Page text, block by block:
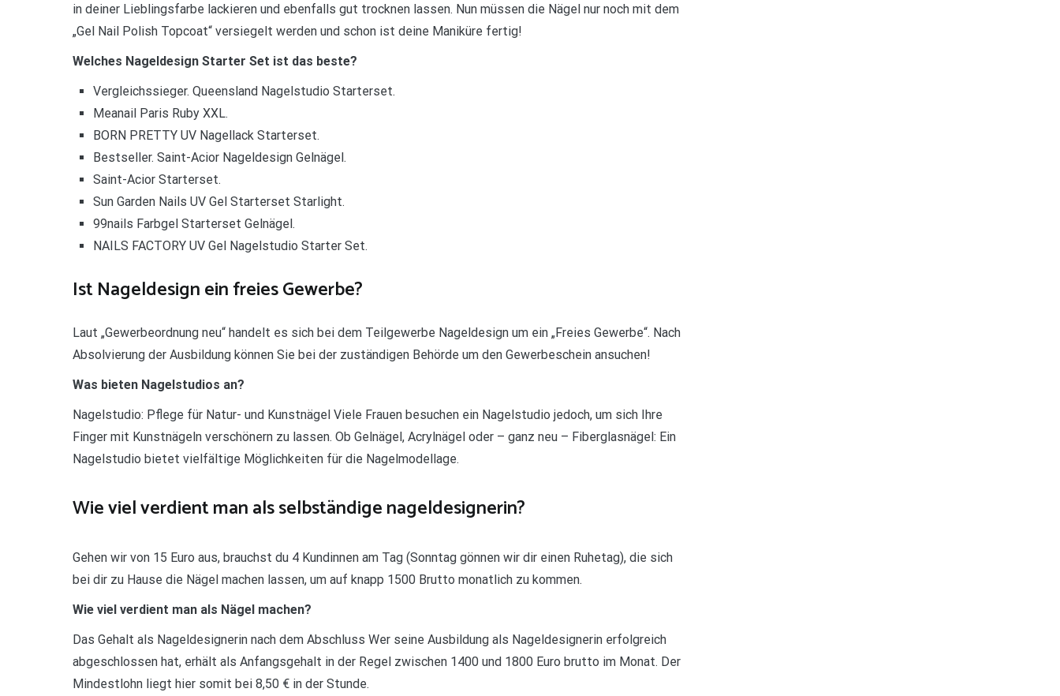
in deiner Lieblingsfarbe lackieren und ebenfalls gut trocknen lassen. Nun müssen die Nägel nur noch mit dem
„Gel Nail Polish Topcoat“ versiegelt werden und schon ist deine Maniküre fertig!
Welches Nageldesign Starter Set ist das beste?
Vergleichssieger. Queensland Nagelstudio Starterset.
Meanail Paris Ruby XXL.
BORN PRETTY UV Nagellack Starterset.
Bestseller. Saint-Acior Nageldesign Gelnägel.
Saint-Acior Starterset.
Sun Garden Nails UV Gel Starterset Starlight.
99nails Farbgel Starterset Gelnägel.
NAILS FACTORY UV Gel Nagelstudio Starter Set.
Ist Nageldesign ein freies Gewerbe?
Laut „Gewerbeordnung neu“ handelt es sich bei dem Teilgewerbe Nageldesign um ein „Freies Gewerbe“. Nach
Absolvierung der Ausbildung können Sie bei der zuständigen Behörde um den Gewerbeschein ansuchen!
Was bieten Nagelstudios an?
Nagelstudio: Pflege für Natur- und Kunstnägel Viele Frauen besuchen ein Nagelstudio jedoch, um sich Ihre
Finger mit Kunstnägeln verschönern zu lassen. Ob Gelnägel, Acrylnägel oder – ganz neu – Fiberglasnägel: Ein
Nagelstudio bietet vielfältige Möglichkeiten für die Nagelmodellage.
Wie viel verdient man als selbständige nageldesignerin?
Gehen wir von 15 Euro aus, brauchst du 4 Kundinnen am Tag (Sonntag gönnen wir dir einen Ruhetag), die sich
bei dir zu Hause die Nägel machen lassen, um auf knapp 1500 Brutto monatlich zu kommen.
Wie viel verdient man als Nägel machen?
Das Gehalt als Nageldesignerin nach dem Abschluss Wer seine Ausbildung als Nageldesignerin erfolgreich
abgeschlossen hat, erhält als Anfangsgehalt in der Regel zwischen 1400 und 1800 Euro brutto im Monat. Der
Mindestlohn liegt hier somit bei 8,50 € in der Stunde.